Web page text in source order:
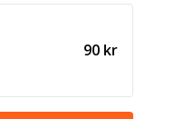
90 kr